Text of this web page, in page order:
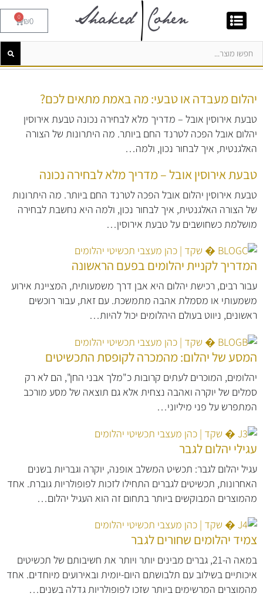
₪0
0
יהלום מעבדה או טבעי: מה באמת מתאים לכם?
טבעת אירוסין אובל – מדריך מלא לבחירה נכונה טבעת אירוסין
יהלום אובל הפכה לטרנד החם ביותר. מה היתרונות של הצורה
האלגנטית, איך לבחור נכון, ולמה…
טבעת אירוסין אובל – מדריך מלא לבחירה נכונה
טבעת אירוסין יהלום אובל הפכה לטרנד החם ביותר. מה היתרונות
של הצורה האלגנטית, איך לבחור נכון, ולמה היא נחשבת לבחירה
מושלמת כשחושבים על טבעת אירוסין…
המדריך לקניית יהלומים בפעם הראשונה
עבור רבים, רכישת יהלום היא אבן דרך משמעותית, המציינת אירוע
משמעותי או מסמלת אהבה מתמשכת. עם זאת, עבור רוכשים
ראשונים, ניווט בעולם היהלומים יכול להיות…
המסע של יהלום: מהמכרה לקופסת התכשיטים
יהלומים, המוכרים לעתים קרובות כ"מלך אבני החן", הם לא רק
סמלים של יוקרה ואהבה נצחית אלא גם תוצאה של מסע מורכב
המתפרש על פני מיליוני…
עגילי יהלום לגבר
עגיל יהלום לגבר: תכשיט המשלב אופנה, יוקרה וגבריות בשנים
האחרונות, תכשיטים לגברים התחילו לזכות לפופולריות גוברת. אחד
מהמוצרים המבוקשים ביותר בתחום זה הוא העגיל יהלום…
צמיד יהלומים שחורים לגבר
במאה ה-21, גברים מבינים יותר ויותר את חשיבותם של תכשיטים
איכותיים בשילוב עם תלבושתם היום-יומית ובאירועים מיוחדים. אחד
מהמוצרים המרשימים ביותר שזכו לפופולריות גדלה בשנים…